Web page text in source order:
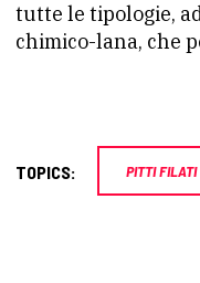
tutte le tipologie,
chimico-lana, che
TOPICS: PITTI FILATI